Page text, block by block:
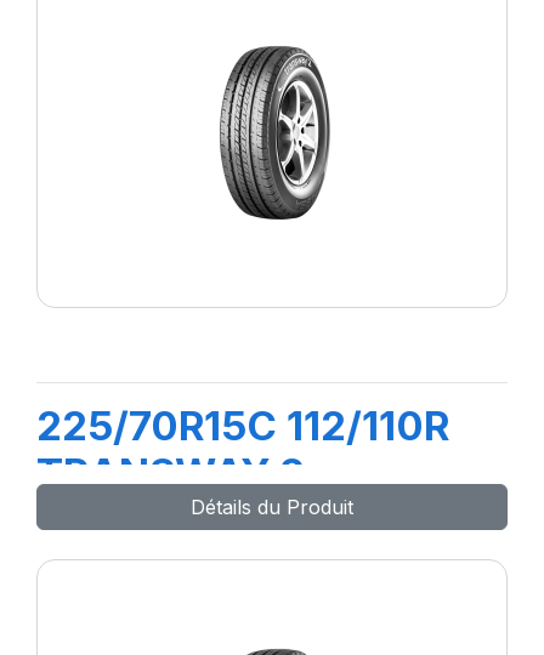
225/70R15C 112/110R
TRANSWAY 2
Détails du Produit